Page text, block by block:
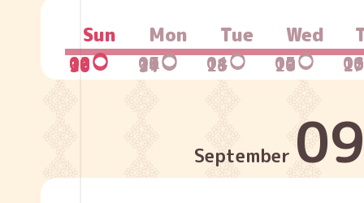
Sun Mon Tue Wed
02○ 03○ 04○ 05○ 06
09○ 10○ 11○ 12○ 13
16○ 17○ 18○ 19○ 20
23○ 24○ 25○ 26○ 27
30○ 31○
September 09